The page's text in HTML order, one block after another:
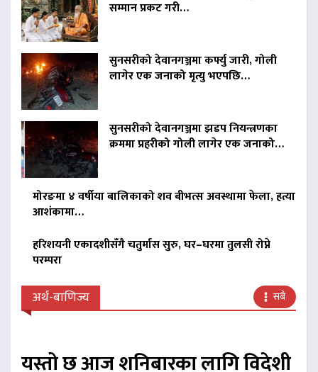
सम्मान प्रकट गरी…
सुनसरीको देवानगञ्जमा कर्फ्यु जारी, गोली
लागेर एक जनाको मृत्यु भएपछि…
सुनसरीको देवानगञ्जमा झडप नियन्त्रणका
क्रममा प्रहरीको गोली लागेर एक जनाको…
मोरङमा ४ वर्षीया बालिकाको शव बीभत्स अवस्थामा फेला, हत्या
आशंकामा…
हरिशयनी एकादशीसँगै चतुर्मास सुरु, घर–घरमा तुलसी रोप्ने
परम्परा
अर्थ-बाणिज्य सबै
यस्तो छ आज शनिबारका लागि विदेशी